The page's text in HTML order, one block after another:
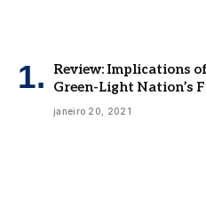
Review: Implications
Green-Light Nation’s
janeiro 20, 2021